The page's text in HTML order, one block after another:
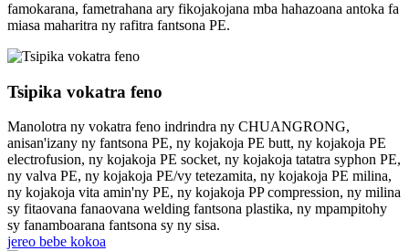
famokarana, fametrahana ary fikojakojana mba hahazoana antoka fa
miasa maharitra ny rafitra fantsona PE.
Tsipika vokatra feno
Manolotra ny vokatra feno indrindra ny CHUANGRONG,
anisan'izany ny fantsona PE, ny kojakoja PE butt, ny kojakoja PE
electrofusion, ny kojakoja PE socket, ny kojakoja tatatra syphon PE,
ny valva PE, ny kojakoja PE/vy tetezamita, ny kojakoja PE milina,
ny kojakoja vita amin'ny PE, ny kojakoja PP compression, ny milina
sy fitaovana fanaovana welding fantsona plastika, ny mpampitohy
sy fanamboarana fantsona sy ny sisa.
jereo bebe kokoa